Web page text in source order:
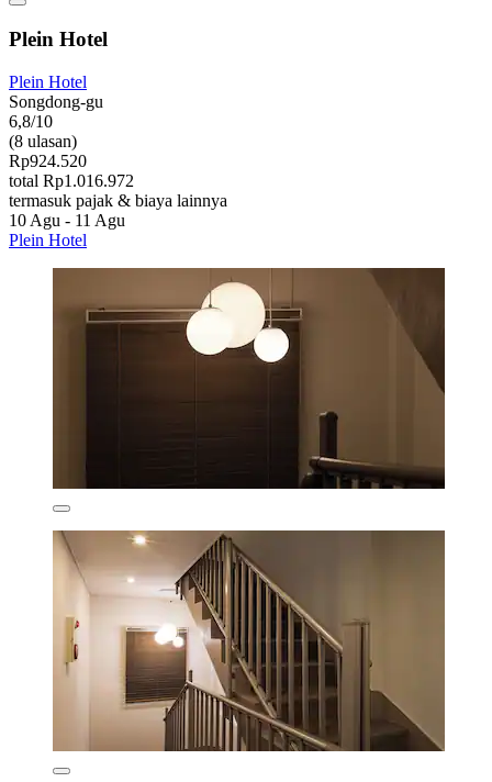
Plein Hotel
Plein Hotel
Songdong-gu
6,8/10
(8 ulasan)
Rp924.520
total Rp1.016.972
termasuk pajak & biaya lainnya
10 Agu - 11 Agu
Plein Hotel